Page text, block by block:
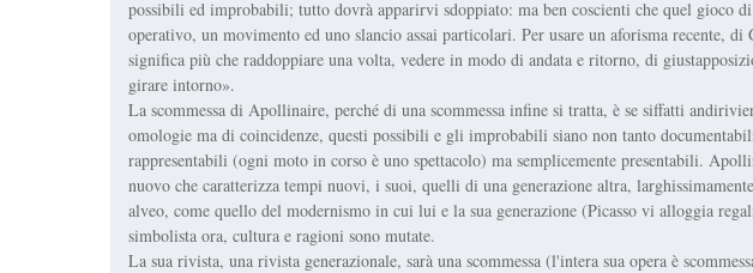
possibili ed improbabili; tutto dovrà apparirvi sdoppiato: ma ben coscienti che quel gioco
operativo, un movimento ed uno slancio assai particolari. Per usare un aforisma recente,
significa più che raddoppiare una volta, vedere in modo di andata e ritorno, di
girare intorno».
La scommessa di Apollinaire, perché di una scommessa infine si tratta, è se siffatti
omologie ma di coincidenze, questi possibili e gli improbabili siano non tanto
rappresentabili (ogni moto in corso è uno spettacolo) ma semplicemente presentabili.
nuovo che caratterizza tempi nuovi, i suoi, quelli di una generazione altra,
alveo, come quello del modernismo in cui lui e la sua generazione (Picasso vi alloggia
simbolista ora, cultura e ragioni sono mutate.
La sua rivista, una rivista generazionale, sarà una scommessa (l'intera sua opera è